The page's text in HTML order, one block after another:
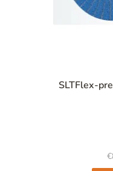
SLTFlex-